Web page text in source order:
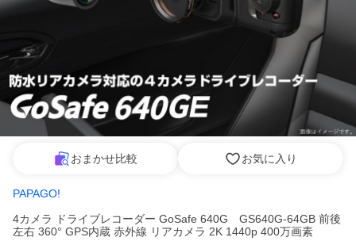
おまかせ比較 お気に入り
PAPAGO!
4カメラ ドライブレコーダー GoSafe 640G GS640G-64GB 前後
左右 360° GPS内蔵 赤外線 リアカメラ 2K 1440p 400万画素